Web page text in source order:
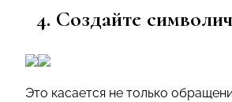
4. Создайте
Это касается не только